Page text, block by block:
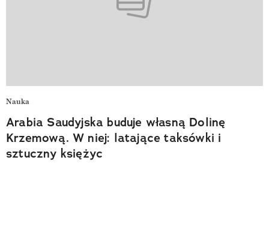
Nauka
Arabia Saudyjska buduje własną Dolinę
Krzemową. W niej: latające taksówki i
sztuczny księżyc